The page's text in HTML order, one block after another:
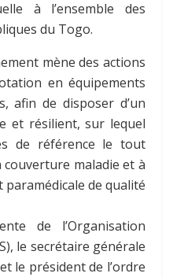
à l’ensemble des
du Togo.
mène des actions
en équipements
afin de disposer d’un
et résilient, sur lequel
de référence le tout
maladie et à
de qualité
de l’Organisation
le secrétaire générale
le président de l’ordre